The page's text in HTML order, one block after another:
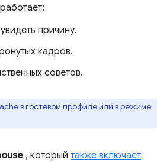
причину.
кадров.
советов.
в гостевом профиле или в режиме
, который также включает